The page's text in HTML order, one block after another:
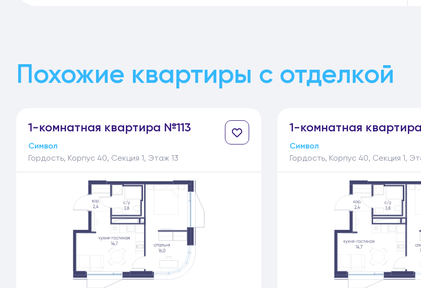
Похожие квартиры с отделкой
1-комнатная квартира №113
Символ
Гордость, Корпус 40, Секция 1, Этаж 13
1-комнатная
Символ
Гордость, Корпус 40, Секция 1,